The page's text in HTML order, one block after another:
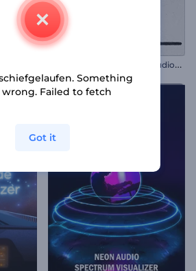
V
isualisierung verzerrter Audiospektren
Something
Failed to fetch
Got it